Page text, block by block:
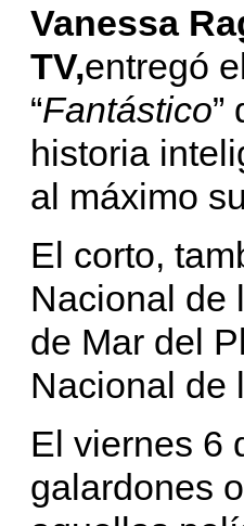
Vanessa
TV,entregó
“Fantástico”
historia
al máximo
El corto,
Nacional de
de Mar del
Nacional de
El viernes 6
galardones